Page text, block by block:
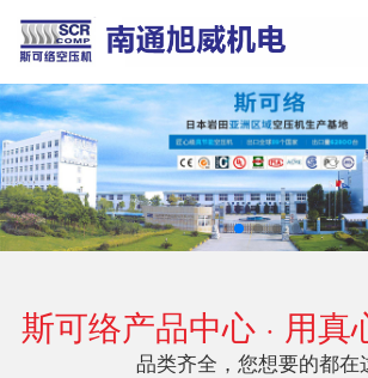
斯可络产品中心 · 用真
品类齐全，您想要的都在